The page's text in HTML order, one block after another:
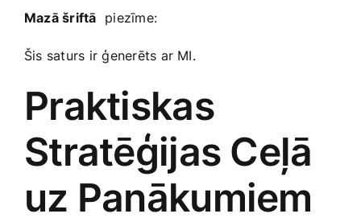
Mazā šriftā ​ piezīme:
Šis saturs ir ģenerēts ar MI.
Praktiskas
Stratēģijas Ceļā
uz Panākumiem